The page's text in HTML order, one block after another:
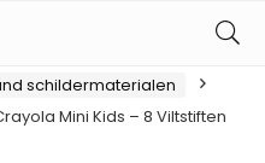
schildermaterialen
Mini Kids – 8 Viltstiften